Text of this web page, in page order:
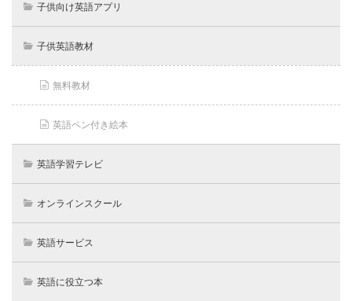
子供向け英語アプリ
子供英語教材
無料教材
英語ペン付き絵本
英語学習テレビ
オンラインスクール
英語サービス
英語に役立つ本